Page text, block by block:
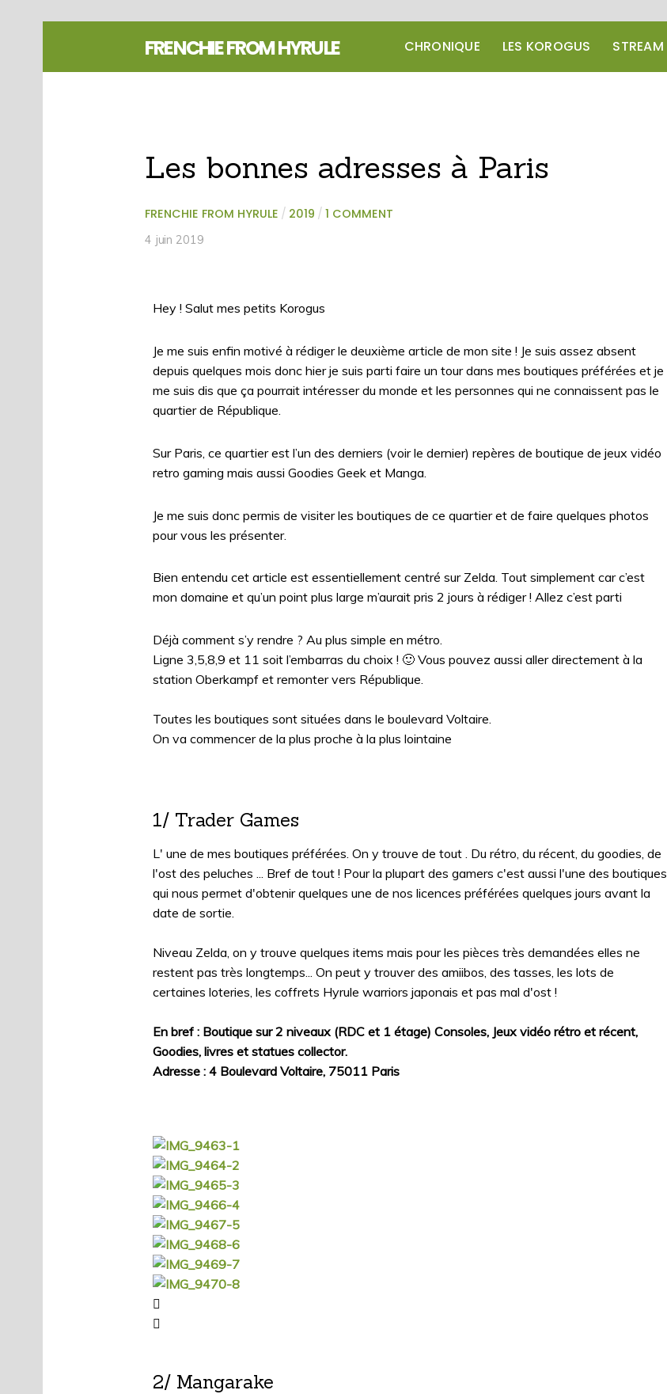
FRENCHIE FROM HYRULE CHRONIQUE LES KOROGUS STREAM
Les bonnes adresses à Paris
FRENCHIE FROM HYRULE / 2019 / 1 COMMENT
4 juin 2019
Hey ! Salut mes petits Korogus
Je me suis enfin motivé à rédiger le deuxième article de mon site ! Je suis assez absent
depuis quelques mois donc hier je suis parti faire un tour dans mes boutiques préférées et je
me suis dis que ça pourrait intéresser du monde et les personnes qui ne connaissent pas le
quartier de République.
Sur Paris, ce quartier est l’un des derniers (voir le dernier) repères de boutique de jeux vidéo
retro gaming mais aussi Goodies Geek et Manga.
Je me suis donc permis de visiter les boutiques de ce quartier et de faire quelques photos
pour vous les présenter.
Bien entendu cet article est essentiellement centré sur Zelda. Tout simplement car c’est
mon domaine et qu’un point plus large m’aurait pris 2 jours à rédiger ! Allez c’est parti
Déjà comment s’y rendre ? Au plus simple en métro.
Ligne 3,5,8,9 et 11 soit l’embarras du choix ! 🙂 Vous pouvez aussi aller directement à la
station Oberkampf et remonter vers République.
Toutes les boutiques sont situées dans le boulevard Voltaire.
On va commencer de la plus proche à la plus lointaine
1/ Trader Games
L' une de mes boutiques préférées. On y trouve de tout . Du rétro, du récent, du goodies, de
l'ost des peluches ... Bref de tout ! Pour la plupart des gamers c'est aussi l'une des boutiques
qui nous permet d'obtenir quelques une de nos licences préférées quelques jours avant la
date de sortie.
Niveau Zelda, on y trouve quelques items mais pour les pièces très demandées elles ne
restent pas très longtemps... On peut y trouver des amiibos, des tasses, les lots de
certaines loteries, les coffrets Hyrule warriors japonais et pas mal d'ost !
En bref : Boutique sur 2 niveaux (RDC et 1 étage) Consoles, Jeux vidéo rétro et récent,
Goodies, livres et statues collector.
Adresse : 4 Boulevard Voltaire, 75011 Paris
2/ Mangarake